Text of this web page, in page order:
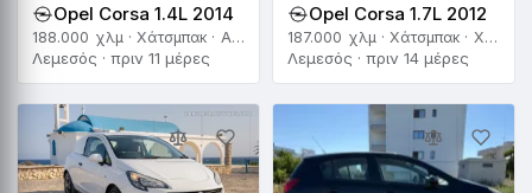
Opel Corsa 1.4L 2014
188.000 χλμ · Χάτσμπακ · Αυτόματο
Λεμεσός · πριν 11 μέρες
Opel Corsa 1.7L 2012
187.000 χλμ · Χάτσμπακ · Χειροκίνητο
Λεμεσός · πριν 14 μέρες